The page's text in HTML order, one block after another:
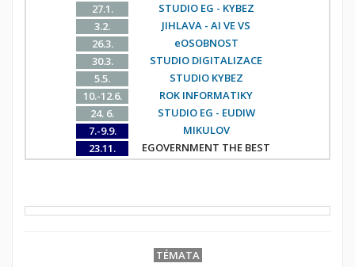
27.1.
STUDIO EG - KYBEZ
3.2.
JIHLAVA - AI VE VS
26.3.
eOSOBNOST
30.3.
STUDIO DIGITALIZACE
5.5.
STUDIO KYBEZ
10.-12.6.
ROK INFORMATIKY
24. 6.
STUDIO EG - EUDIW
7.-9.9.
MIKULOV
23.11.
EGOVERNMENT THE BEST
TÉMATA